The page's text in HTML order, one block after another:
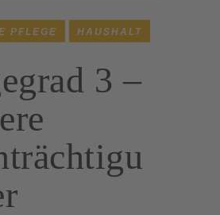
PFLEGE HAUSHALT
3 –